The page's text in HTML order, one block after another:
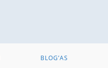
BLOG’AS